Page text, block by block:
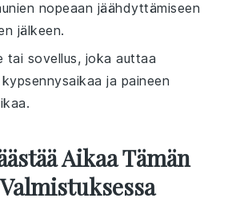
nopeaan jäähdyttämiseen
jälkeen.
tai sovellus, joka auttaa
ja paineen
Aikaa Tämän